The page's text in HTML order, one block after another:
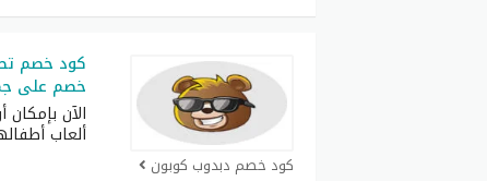
كود خصم دبدوب كوبون
كود خصم
خصم على
الآن بإمكان
ألعاب